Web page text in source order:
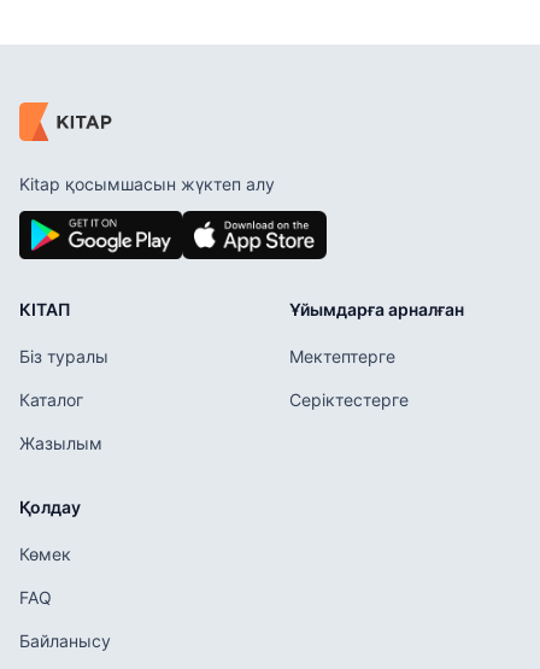
Kitap қосымшасын жүктеп алу
КІТАП
Біз туралы
Каталог
Жазылым
Ұйымдарға арналған
Мектептерге
Серіктестерге
Қолдау
Көмек
FAQ
Байланысу